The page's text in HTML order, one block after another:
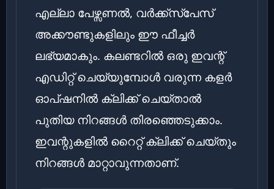
എല്ലാ പേഴ്സണൽ, വർക്ക്സ്പേസ്
അക്കൗണ്ടുകളിലും ഈ ഫീച്ചർ
ലഭ്യമാകും. കലണ്ടറിൽ ഒരു ഇവന്റ്
എഡിറ്റ് ചെയ്യുമ്പോൾ വരുന്ന കളർ
ഓപ്ഷനിൽ ക്ലിക്ക് ചെയ്താൽ
പുതിയ നിറങ്ങൾ തിരഞ്ഞെടുക്കാം.
ഇവന്റുകളിൽ റൈറ്റ് ക്ലിക്ക് ചെയ്തും
നിറങ്ങൾ മാറ്റാവുന്നതാണ്.